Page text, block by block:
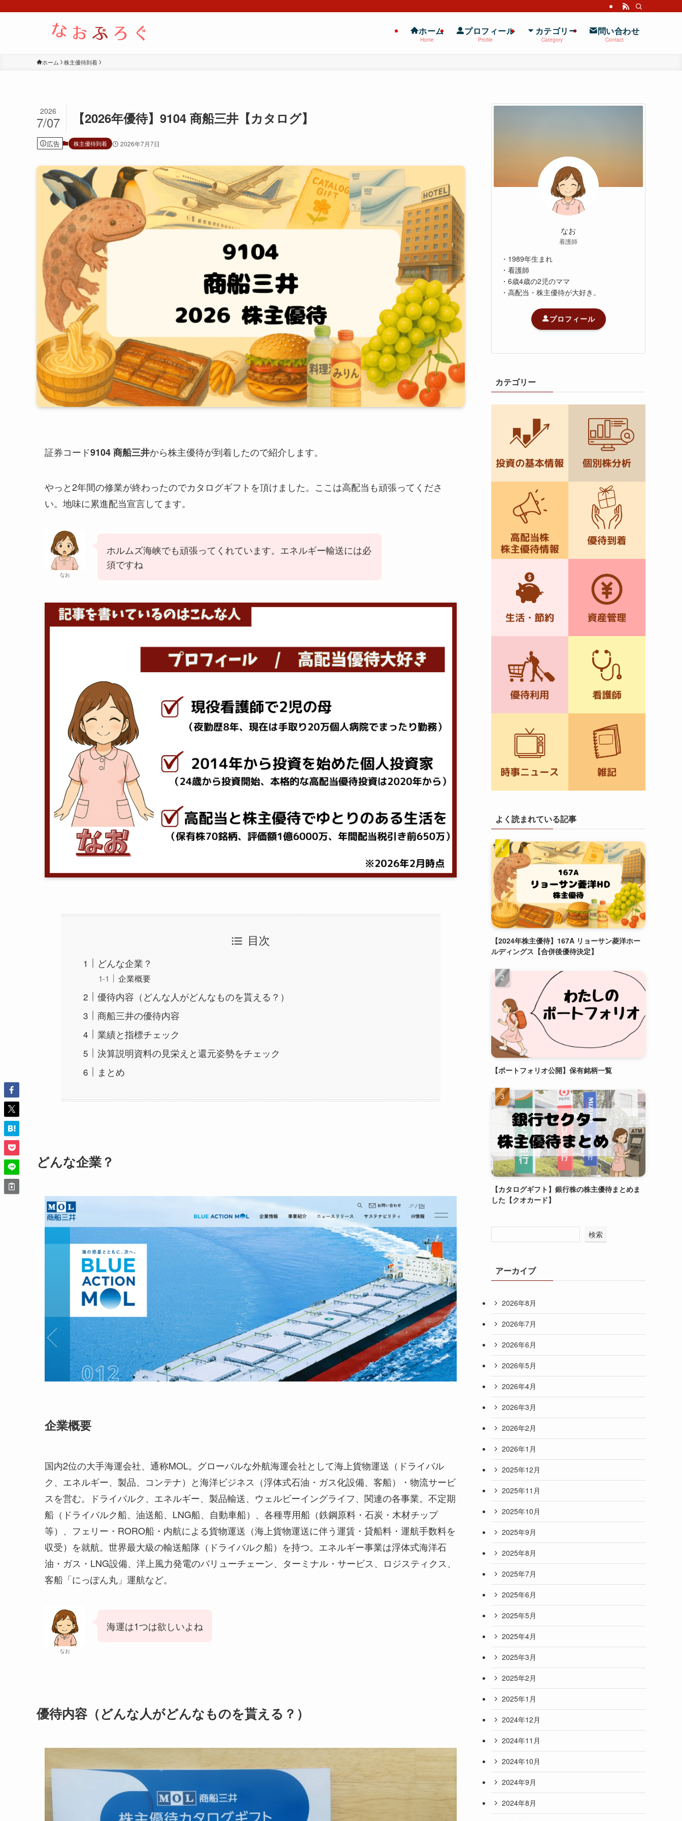
ホーム
Home
プロフィール
Profile
カテゴリー
Category
問い合わせ
Contact
ホーム 株主優待到着
【2026年優待】9104 商船三井【カタログ】
2026
7/07
広告 株主優待到着 2026年7月7日
証券コード9104 商船三井から株主優待が到着したので紹介します。
やっと2年間の修業が終わったのでカタログギフトを頂けました。ここは高配当も頑張ってくださ
い。地味に累進配当宣言してます。
なお
ホルムズ海峡でも頑張ってくれています。エネルギー輸送には必
須ですね
目次
どんな企業？
企業概要
優待内容（どんな人がどんなものを貰える？）
商船三井の優待内容
業績と指標チェック
決算説明資料の見栄えと還元姿勢をチェック
まとめ
どんな企業？
企業概要
国内2位の大手海運会社、通称MOL。グローバルな外航海運会社として海上貨物運送（ドライバル
ク、エネルギー、製品、コンテナ）と海洋ビジネス（浮体式石油・ガス化設備、客船）・物流サービ
スを営む。ドライバルク、エネルギー、製品輸送、ウェルビーイングライフ、関連の各事業。不定期
船（ドライバルク船、油送船、LNG船、自動車船）、各種専用船（鉄鋼原料・石炭・木材チップ
等）、フェリー・RORO船・内航による貨物運送（海上貨物運送に伴う運賃・貸船料・運航手数料を
収受）を就航。世界最大級の輸送船隊（ドライバルク船）を持つ。エネルギー事業は浮体式海洋石
油・ガス・LNG設備、洋上風力発電のバリューチェーン、ターミナル・サービス、ロジスティクス、
客船「にっぽん丸」運航など。
なお
海運は1つは欲しいよね
優待内容（どんな人がどんなものを貰える？）
なお
看護師
・1989年生まれ
・看護師
・6歳4歳の2児のママ
・高配当・株主優待が大好き。
プロフィール
カテゴリー
よく読まれている記事
【2024年株主優待】167A リョーサン菱洋ホー
ルディングス【合併後優待決定】
【ポートフォリオ公開】保有銘柄一覧
【カタログギフト】銀行株の株主優待まとめま
した【クオカード】
検索
アーカイブ
2026年8月
2026年7月
2026年6月
2026年5月
2026年4月
2026年3月
2026年2月
2026年1月
2025年12月
2025年11月
2025年10月
2025年9月
2025年8月
2025年7月
2025年6月
2025年5月
2025年4月
2025年3月
2025年2月
2025年1月
2024年12月
2024年11月
2024年10月
2024年9月
2024年8月